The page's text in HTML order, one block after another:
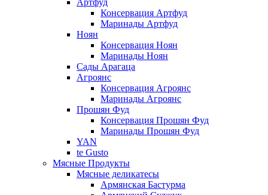
Артфуд
Консервация Артфуд
Маринады Артфуд
Ноян
Консервация Ноян
Маринады Ноян
Сады Арагаца
Агроянс
Консервация Агроянс
Маринады Агроянс
Прошян Фуд
Консервация Прошян Фуд
Маринады Прошян Фуд
YAN
te Gusto
Мясные Продукты
Мясные деликатесы
Армянская Бастурма